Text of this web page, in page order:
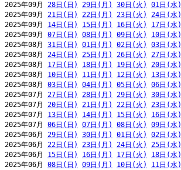
2025年09月 28日(日) 29日(月) 30日(火) 01日(水)
2025年09月 21日(日) 22日(月) 23日(火) 24日(水)
2025年09月 14日(日) 15日(月) 16日(火) 17日(水)
2025年09月 07日(日) 08日(月) 09日(火) 10日(水)
2025年08月 31日(日) 01日(月) 02日(火) 03日(水)
2025年08月 24日(日) 25日(月) 26日(火) 27日(水)
2025年08月 17日(日) 18日(月) 19日(火) 20日(水)
2025年08月 10日(日) 11日(月) 12日(火) 13日(水)
2025年08月 03日(日) 04日(月) 05日(火) 06日(水)
2025年07月 27日(日) 28日(月) 29日(火) 30日(水)
2025年07月 20日(日) 21日(月) 22日(火) 23日(水)
2025年07月 13日(日) 14日(月) 15日(火) 16日(水)
2025年07月 06日(日) 07日(月) 08日(火) 09日(水)
2025年06月 29日(日) 30日(月) 01日(火) 02日(水)
2025年06月 22日(日) 23日(月) 24日(火) 25日(水)
2025年06月 15日(日) 16日(月) 17日(火) 18日(水)
2025年06月 08日(日) 09日(月) 10日(火) 11日(水)